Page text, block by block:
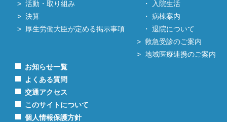
活動・取り組み
決算
厚生労働大臣が定める掲示事項
入院生活
病棟案内
退院について
救急受診のご案内
地域医療連携のご案内
お知らせ一覧
よくある質問
交通アクセス
このサイトについて
個人情報保護方針